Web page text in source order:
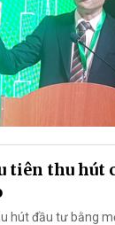
tiên thu hút
hút đầu tư bằng